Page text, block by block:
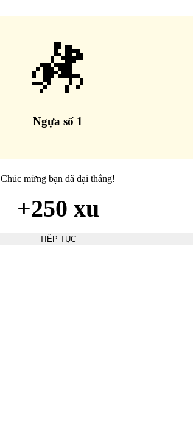
🏇
Ngựa số 1
Chúc mừng bạn đã đại thắng!
+250 xu
TIẾP TỤC